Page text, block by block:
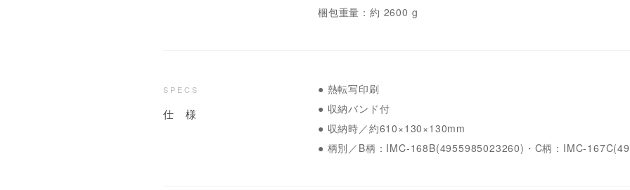
梱包重量：約 2600 g
SPECS
仕 様
● 熱転写印刷
● 収納バンド付
● 収納時／約610×130×130mm
● 柄別／B柄：IMC-168B(4955985023260)・C柄：IMC-